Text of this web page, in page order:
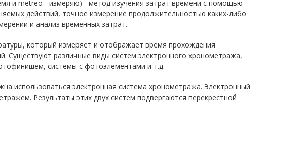
и metreo - измеряю) - метод изучения затрат времени с помощью
действий, точное измерение продолжительностью каких-либо
и анализ временных затрат.
который измеряет и отображает время прохождения
Существуют различные виды систем электронного хронометража,
системы с фотоэлементами и т.д.
использоваться электронная система хронометража. Электронный
Результаты этих двух систем подвергаются перекрестной